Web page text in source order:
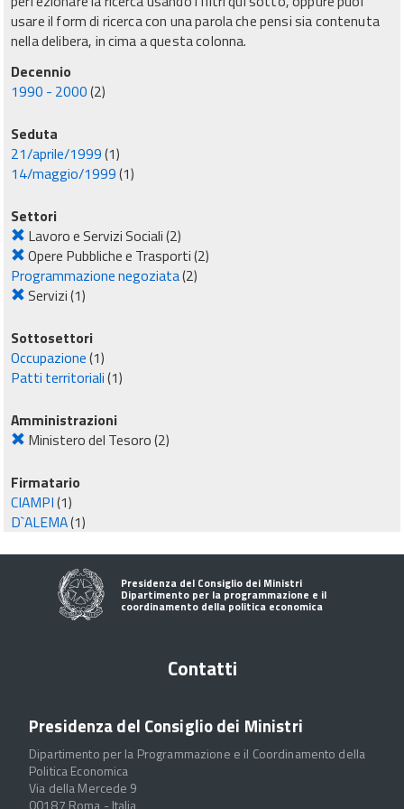
usare il form di ricerca con una parola che pensi sia contenuta
nella delibera, in cima a questa colonna.
Decennio
1990 - 2000(2)
Seduta
21/aprile/1999(1)
14/maggio/1999(1)
Settori
Lavoro e Servizi Sociali(2)
Opere Pubbliche e Trasporti(2)
Programmazione negoziata(2)
Servizi(1)
Sottosettori
Occupazione(1)
Patti territoriali(1)
Amministrazioni
Ministero del Tesoro(2)
Firmatario
CIAMPI(1)
D`ALEMA(1)
Presidenza del Consiglio dei Ministri
Dipartimento per la programmazione e il
coordinamento della politica economica
Contatti
Presidenza del Consiglio dei Ministri
Dipartimento per la Programmazione e il Coordinamento della
Politica Economica
Via della Mercede 9
00187 Roma - Italia